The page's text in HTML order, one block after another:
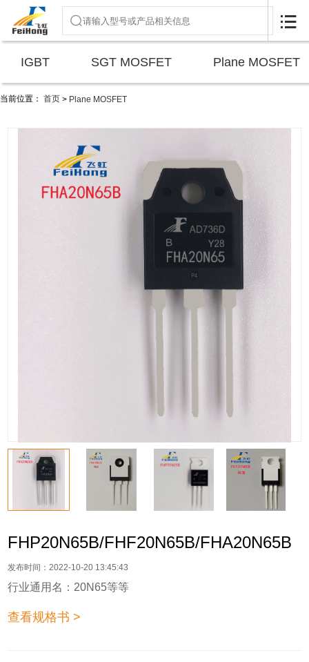

IGBT SGT MOSFET Plane MOSFET
当前位置： 首页 > Plane MOSFET
FHP20N65B/FHF20N65B/FHA20N65B
发布时间：2022-10-20 13:45:43
行业通用名：20N65等等
查看规格书 >